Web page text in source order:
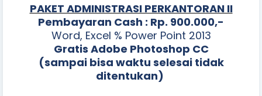
PAKET ADMINISTRASI PERKANTORAN II
Pembayaran Cash : Rp. 900.000,-
Word, Excel % Power Point 2013
Gratis Adobe Photoshop CC
(sampai bisa waktu selesai tidak
ditentukan)